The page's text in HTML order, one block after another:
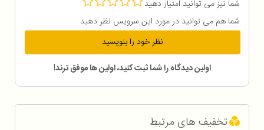
شما نیز می توانید امتیاز دهید
شما هم می توانید در مورد این سرویس نظر دهید
نظر خود را بنویسید
اولین دیدگاه را شما ثبت کنید، اولین ها موفق ترند!
تخفیف های مرتبط